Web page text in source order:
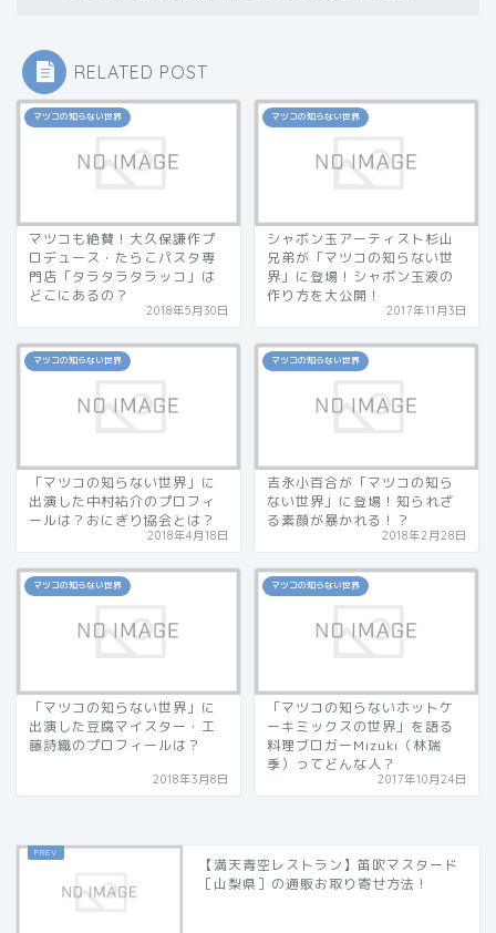
RELATED POST
マツコの知らない世界
マツコも絶賛！大久保謙作プ
ロデュース・たらこパスタ専
門店「タラタラタラッコ」は
どこにあるの？
2018年5月30日
マツコの知らない世界
シャボン玉アーティスト杉山
兄弟が「マツコの知らない世
界」に登場！シャボン玉液の
作り方を大公開！
2017年11月3日
マツコの知らない世界
「マツコの知らない世界」に
出演した中村祐介のプロフィ
ールは？おにぎり協会とは？
2018年4月18日
マツコの知らない世界
吉永小百合が「マツコの知ら
ない世界」に登場！知られざ
る素顔が暴かれる！？
2018年2月28日
マツコの知らない世界
「マツコの知らない世界」に
出演した豆腐マイスター・工
藤詩織のプロフィールは？
2018年3月8日
マツコの知らない世界
「マツコの知らないホットケ
ーキミックスの世界」を語る
料理ブロガーMizuki（林瑞
季）ってどんな人？
2017年10月24日
【満天青空レストラン】笛吹マスタード
［山梨県］の通販お取り寄せ方法！